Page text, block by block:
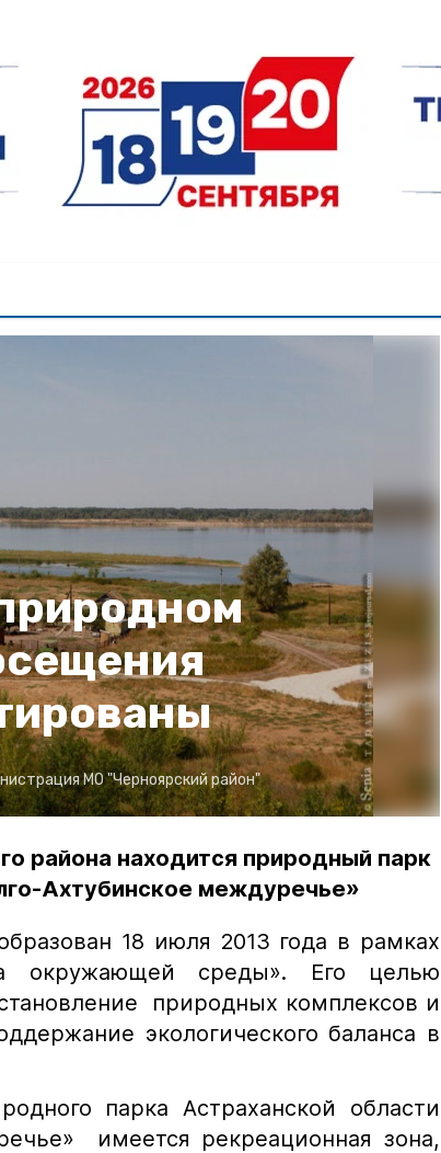
МО "Черноярский район"
района находится природный парк
Ахтубинское междуречье»
18 июля 2013 года в рамках
окружающей среды». Его целью
природных комплексов и
экологического баланса в
парка Астраханской области
имеется рекреационная зона,